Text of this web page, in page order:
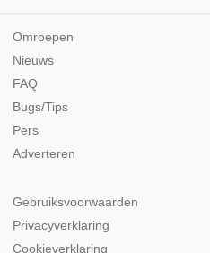
Omroepen
Nieuws
FAQ
Bugs/Tips
Pers
Adverteren
Gebruiksvoorwaarden
Privacyverklaring
Cookieverklaring